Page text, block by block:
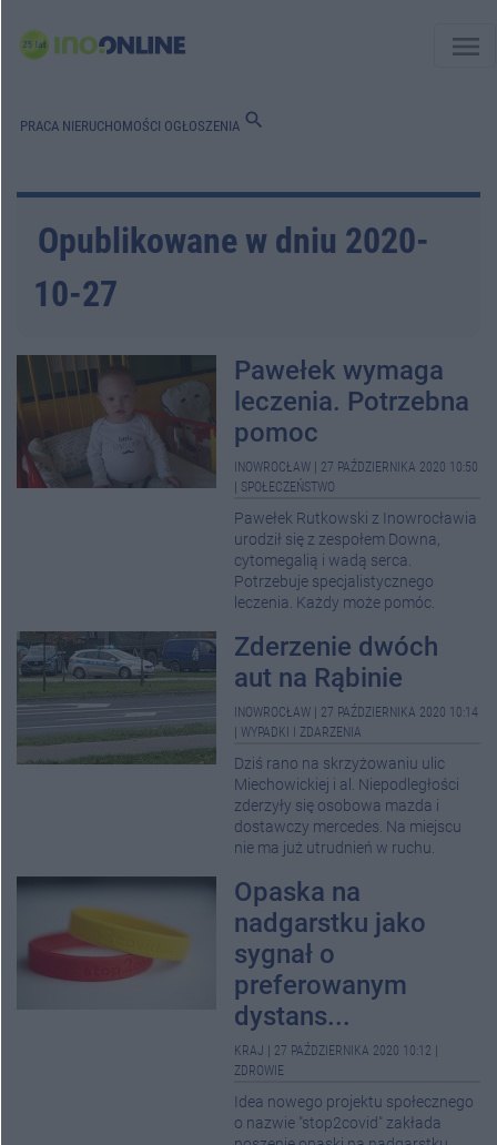
menu
PRACA NIERUCHOMOŚCI OGŁOSZENIA search
Opublikowane w dniu 2020-
10-27
Pawełek wymaga
leczenia. Potrzebna
pomoc
INOWROCŁAW
27 PAŹDZIERNIKA 2020 10:50
SPOŁECZEŃSTWO
Pawełek Rutkowski z Inowrocławia
urodził się z zespołem Downa,
cytomegalią i wadą serca.
Potrzebuje specjalistycznego
leczenia. Każdy może pomóc.
Zderzenie dwóch
aut na Rąbinie
INOWROCŁAW
27 PAŹDZIERNIKA 2020 10:14
WYPADKI I ZDARZENIA
Dziś rano na skrzyżowaniu ulic
Miechowickiej i al. Niepodległości
zderzyły się osobowa mazda i
dostawczy mercedes. Na miejscu
nie ma już utrudnień w ruchu.
Opaska na
nadgarstku jako
sygnał o
preferowanym
dystans...
KRAJ 27 PAŹDZIERNIKA 2020 10:12
ZDROWIE
Idea nowego projektu społecznego
o nazwie "stop2covid" zakłada